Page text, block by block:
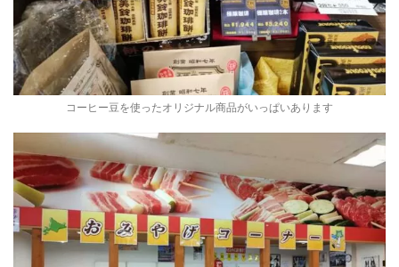
コーヒー豆を使ったオリジナル商品がいっぱいあります